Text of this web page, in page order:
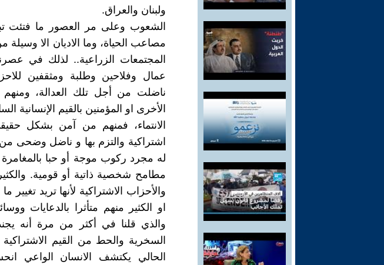
ولبنان والعراق.
الشعوب وعلى مر العصور ما فتئت
مصاعب الحياة، وما الاديان الا
المجتمعات الزراعية.. لذلك في
عمال وفلاحين وطلبة ومثقفين
ناضلت من أجل تلك العدالة، ومنهم
الأخرى او المؤمنين بالقيم
الانتماء، فمنهم من آمن بشكل
اشتراكية والتزم بها و ناضل وضحى من
له مجرد ركوب موجة أو حبا
مطامح شخصية ذاتية أو قومية.
والأحزاب الاشتراكية لأنها تريد
او الكثير منهم متأثرا بالدعايات
والذي قلنا في أكثر من مرة أنه
السخرية والحط من القيم
الحالي يكتشف الانسان الواعي